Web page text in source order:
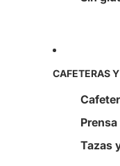
CAFETERAS
Tazas